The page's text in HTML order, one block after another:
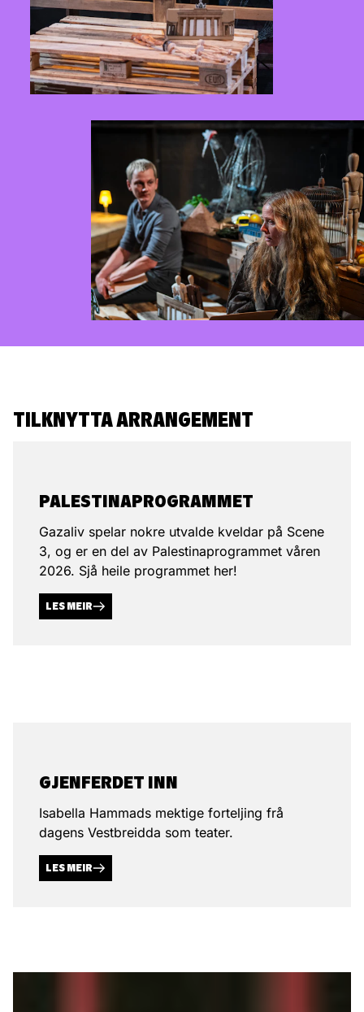
TILKNYTTA ARRANGEMENT
PALESTINA­PROGRAMMET
Gazaliv spelar nokre utvalde kveldar på Scene
3, og er en del av Palestinaprogrammet våren
2026. Sjå heile programmet her!
LES MEIR
GJEN­FERDET INN
Isabella Hammads mektige forteljing frå
dagens Vestbreidda som teater.
LES MEIR